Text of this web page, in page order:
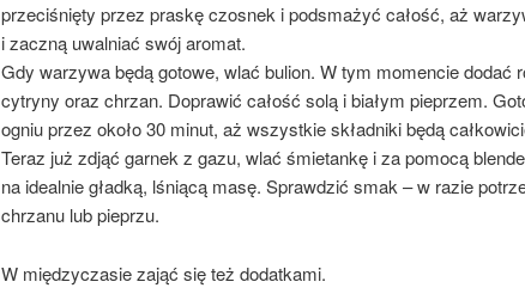
przeciśnięty przez praskę czosnek i podsmażyć całość, aż
i zaczną uwalniać swój aromat.
Gdy warzywa będą gotowe, wlać bulion. W tym momencie dodać
cytryny oraz chrzan. Doprawić całość solą i białym pieprzem.
ogniu przez około 30 minut, aż wszystkie składniki będą
Teraz już zdjąć garnek z gazu, wlać śmietankę i za pomocą
na idealnie gładką, lśniącą masę. Sprawdzić smak – w razie
chrzanu lub pieprzu.
W międzyczasie zająć się też dodatkami.